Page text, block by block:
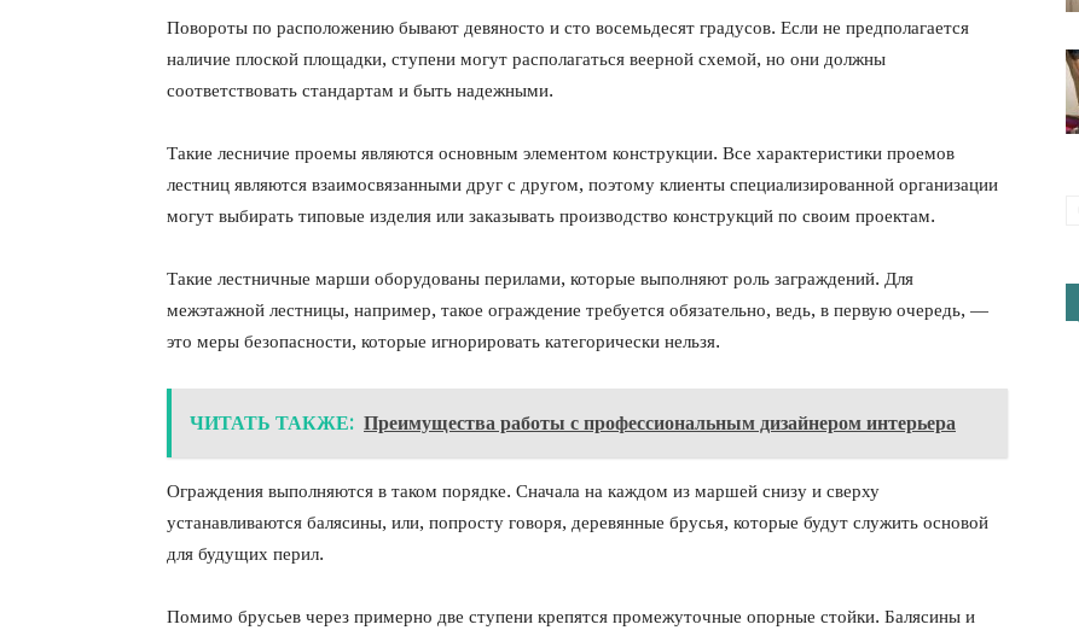
Повороты по расположению бывают девяносто и сто восемьдесят градусов. Если не предполагается
наличие плоской площадки, ступени могут располагаться веерной схемой, но они должны
соответствовать стандартам и быть надежными.
Такие лесничие проемы являются основным элементом конструкции. Все характеристики проемов
лестниц являются взаимосвязанными друг с другом, поэтому клиенты специализированной организации
могут выбирать типовые изделия или заказывать производство конструкций по своим проектам.
Такие лестничные марши оборудованы перилами, которые выполняют роль заграждений. Для
межэтажной лестницы, например, такое ограждение требуется обязательно, ведь, в первую очередь, —
это меры безопасности, которые игнорировать категорически нельзя.
ЧИТАТЬ ТАКЖЕ: Преимущества работы с профессиональным дизайнером интерьера
Ограждения выполняются в таком порядке. Сначала на каждом из маршей снизу и сверху
устанавливаются балясины, или, попросту говоря, деревянные брусья, которые будут служить основой
для будущих перил.
Помимо брусьев через примерно две ступени крепятся промежуточные опорные стойки. Балясины и